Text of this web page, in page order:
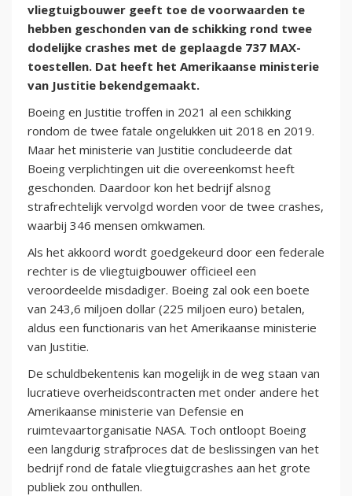
vliegtuigbouwer geeft toe de voorwaarden te
hebben geschonden van de schikking rond twee
dodelijke crashes met de geplaagde 737 MAX-
toestellen. Dat heeft het Amerikaanse ministerie
van Justitie bekendgemaakt.
Boeing en Justitie troffen in 2021 al een schikking
rondom de twee fatale ongelukken uit 2018 en 2019.
Maar het ministerie van Justitie concludeerde dat
Boeing verplichtingen uit die overeenkomst heeft
geschonden. Daardoor kon het bedrijf alsnog
strafrechtelijk vervolgd worden voor de twee crashes,
waarbij 346 mensen omkwamen.
Als het akkoord wordt goedgekeurd door een federale
rechter is de vliegtuigbouwer officieel een
veroordeelde misdadiger. Boeing zal ook een boete
van 243,6 miljoen dollar (225 miljoen euro) betalen,
aldus een functionaris van het Amerikaanse ministerie
van Justitie.
De schuldbekentenis kan mogelijk in de weg staan van
lucratieve overheidscontracten met onder andere het
Amerikaanse ministerie van Defensie en
ruimtevaartorganisatie NASA. Toch ontloopt Boeing
een langdurig strafproces dat de beslissingen van het
bedrijf rond de fatale vliegtuigcrashes aan het grote
publiek zou onthullen.